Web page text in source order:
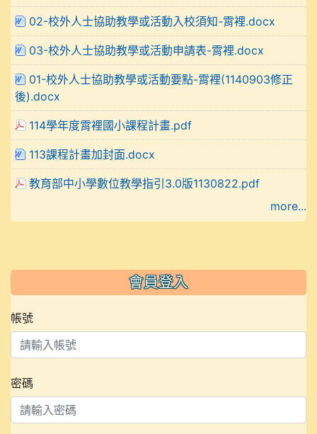
02-校外人士協助教學或活動入校須知-霄裡.docx
03-校外人士協助教學或活動申請表-霄裡.docx
01-校外人士協助教學或活動要點-霄裡(1140903修正
後).docx
114學年度霄裡國小課程計畫.pdf
113課程計畫加封面.docx
教育部中小學數位教學指引3.0版1130822.pdf
more...
會員登入
帳號
密碼